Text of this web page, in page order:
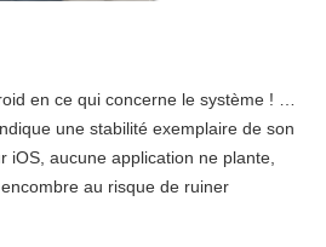
en ce qui concerne le système ! …
une stabilité exemplaire de son
iOS, aucune application ne plante,
au risque de ruiner